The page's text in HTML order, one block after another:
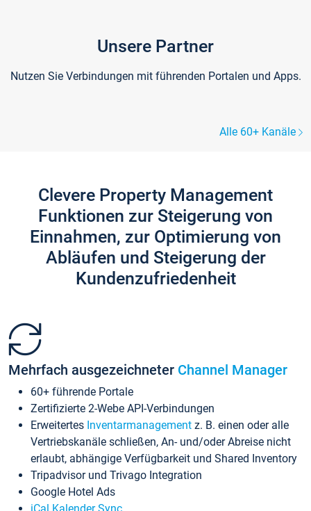
Unsere Partner
Nutzen Sie Verbindungen mit führenden Portalen und Apps.
Alle 60+ Kanäle
Clevere Property Management
Funktionen zur Steigerung von
Einnahmen, zur Optimierung von
Abläufen und Steigerung der
Kundenzufriedenheit
Mehrfach ausgezeichneter Channel Manager
60+ führende Portale
Zertifizierte 2-Webe API-Verbindungen
Erweitertes Inventarmanagement z. B. einen oder alle
Vertriebskanäle schließen, An- und/oder Abreise nicht
erlaubt, abhängige Verfügbarkeit und Shared Inventory
Tripadvisor und Trivago Integration
Google Hotel Ads